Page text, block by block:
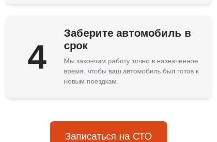
4
Заберите автомобиль в
срок
Мы закончим работу точно в назначенное
время, чтобы ваш автомобиль был готов к
новым поездкам.
Записаться на СТО